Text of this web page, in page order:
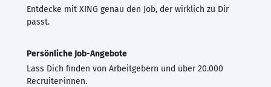
Entdecke mit XING genau den Job, der wirklich zu Dir
passt.
Persönliche Job-Angebote
Lass Dich finden von Arbeitgebern und über 20.000
Recruiter·innen.